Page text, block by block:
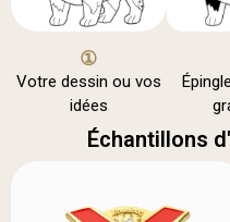
①
Votre dessin ou vos
idées
Échantillons